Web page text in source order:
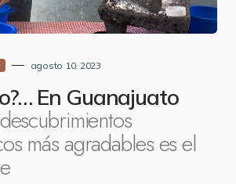
agosto 10, 2023
En Guanajuato
más agradables es el